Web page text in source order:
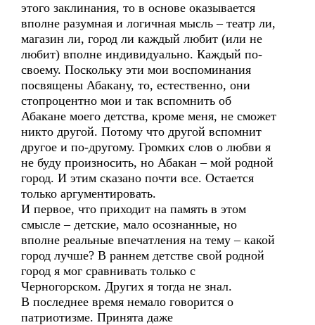
этого заклинания, то в основе оказывается
вполне разумная и логичная мысль – театр ли,
магазин ли, город ли каждый любит (или не
любит) вполне индивидуально. Каждый по-
своему. Поскольку эти мои воспоминания
посвящены Абакану, то, естественно, они
стопроцентно мои и так вспомнить об
Абакане моего детства, кроме меня, не сможет
никто другой. Потому что другой вспомнит
другое и по-другому. Громких слов о любви я
не буду произносить, но Абакан – мой родной
город. И этим сказано почти все. Остается
только аргументировать.
И первое, что приходит на память в этом
смысле – детские, мало осознанные, но
вполне реальные впечатления на тему – какой
город лучше? В раннем детстве свой родной
город я мог сравнивать только с
Черногорском. Других я тогда не знал.
В последнее время немало говорится о
патриотизме. Принята даже